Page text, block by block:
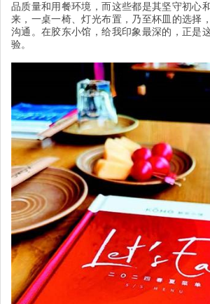
品质量和用餐环境，而这些都是其坚守初心
来，一桌一椅、灯光布置，乃至杯皿的选择
沟通。在胶东小馆，给我印象最深的，正是
验。